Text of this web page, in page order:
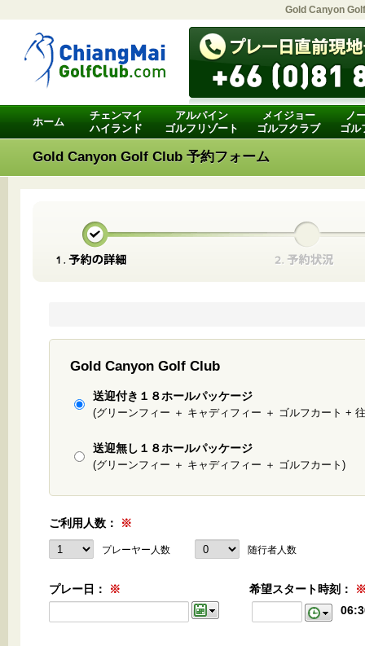
Gold Canyon
ホーム
チェンマイ
ハイランド
アルパイン
ゴルフリゾート
メイジョー
ゴルフクラブ
ノ
ゴル
Gold Canyon Golf Club 予約フォーム
Gold Canyon Golf Club
送迎付き１８ホールパッケージ
(グリーンフィー ＋ キャディフィー ＋ ゴルフカート +
送迎無し１８ホールパッケージ
(グリーンフィー ＋ キャディフィー ＋ ゴルフカート)
ご利用人数： ※
プレーヤー人数 随行者人数
プレー日： ※ 希望スタート時刻：